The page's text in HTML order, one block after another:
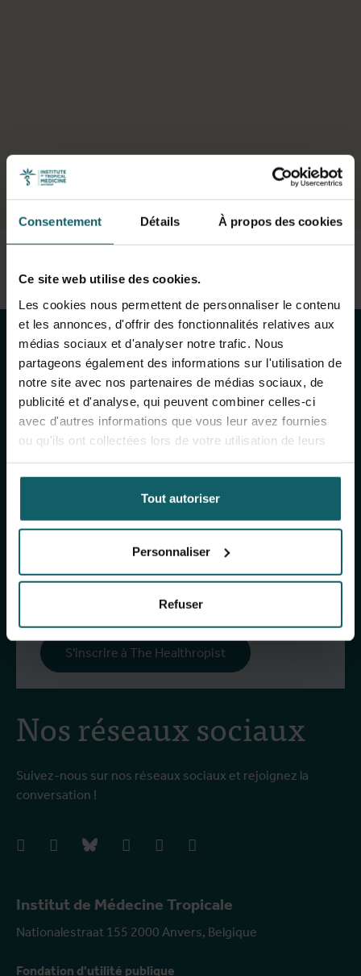
Consentement Détails À propos des cookies
Ce site web utilise des cookies.
Les cookies nous permettent de personnaliser le contenu
et les annonces, d'offrir des fonctionnalités relatives aux
médias sociaux et d'analyser notre trafic. Nous
partageons également des informations sur l'utilisation de
notre site avec nos partenaires de médias sociaux, de
publicité et d'analyse, qui peuvent combiner celles-ci
avec d'autres informations que vous leur avez fournies
ou qu'ils ont collectées lors de votre utilisation de leurs
Tout autoriser
Personnaliser
Refuser
Sélectionner un onglet
View full fingerprint
Voir la liste complète des projéts
Institut de Médecine Tropicale
Nationalestraat 155 2000 Anvers, Belgique
Fondation d'utilité publique
Nos réseaux sociaux
Suivez-nous sur nos réseaux sociaux et rejoignez la
conversation !
facebookinstagrambluesky linkedIn youtube
Restez au courant
des activités de
l'IMT
Inscrivez-vous à notre newsletter générale
(mensuelle) et à The Healthropist (bimestrielle),
notre newsletter dédiée à la collecte de fonds,
pour recevoir des informations sur nos
recherches, nos projets, nos idées, nos
événements à venir, nos formations, et bien plus
S'inscrire à notre newsletter générale
S'inscrire à The Healthropist